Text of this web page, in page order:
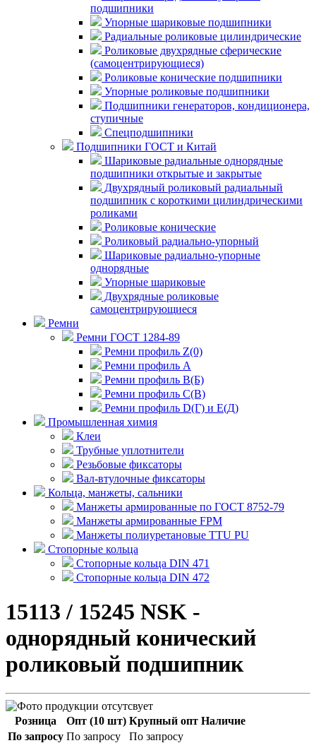
подшипники
Упорные шариковые подшипники
Радиальные роликовые цилиндрические
Роликовые двухрядные сферические
(самоцентрирующиеся)
Роликовые конические подшипники
Упорные роликовые подшипники
Подшипники генераторов, кондиционера,
ступичные
Спецподшипники
Подшипники ГОСТ и Китай
Шариковые радиальные однорядные
подшипники открытые и закрытые
Двухрядный роликовый радиальный
подшипник с короткими цилиндрическими
роликами
Роликовые конические
Роликовый радиально-упорный
Шариковые радиально-упорные
однорядные
Упорные шариковые
Двухрядные роликовые
самоцентрирующиеся
Ремни
Ремни ГОСТ 1284-89
Ремни профиль Z(0)
Ремни профиль А
Ремни профиль В(Б)
Ремни профиль С(В)
Ремни профиль D(Г) и E(Д)
Промышленная химия
Клеи
Трубные уплотнители
Резьбовые фиксаторы
Вал-втулочные фиксаторы
Кольца, манжеты, сальники
Манжеты армированные по ГОСТ 8752-79
Манжеты армированные FPM
Манжеты полиуретановые TTU PU
Стопорные кольца
Стопорные кольца DIN 471
Стопорные кольца DIN 472
15113 / 15245 NSK -
однорядный конический
роликовый подшипник
Розница Опт (10 шт) Крупный опт Наличие
По запросу По запросу По запросу